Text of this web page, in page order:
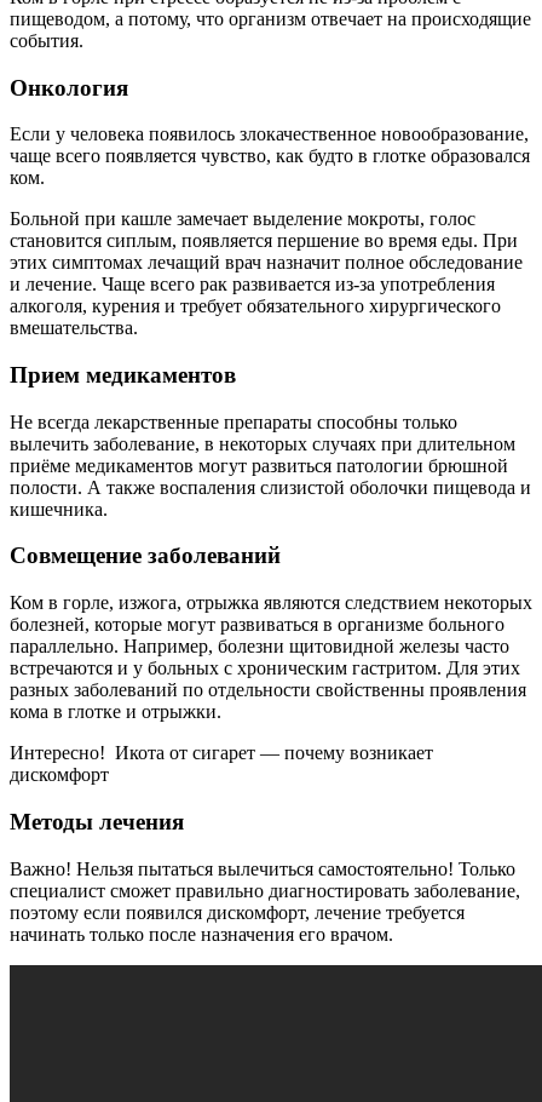
пищеводом, а потому, что организм отвечает на происходящие
события.
Онкология
Если у человека появилось злокачественное новообразование,
чаще всего появляется чувство, как будто в глотке образовался
ком.
Больной при кашле замечает выделение мокроты, голос
становится сиплым, появляется першение во время еды. При
этих симптомах лечащий врач назначит полное обследование
и лечение. Чаще всего рак развивается из-за употребления
алкоголя, курения и требует обязательного хирургического
вмешательства.
Прием медикаментов
Не всегда лекарственные препараты способны только
вылечить заболевание, в некоторых случаях при длительном
приёме медикаментов могут развиться патологии брюшной
полости. А также воспаления слизистой оболочки пищевода и
кишечника.
Совмещение заболеваний
Ком в горле, изжога, отрыжка являются следствием некоторых
болезней, которые могут развиваться в организме больного
параллельно. Например, болезни щитовидной железы часто
встречаются и у больных с хроническим гастритом. Для этих
разных заболеваний по отдельности свойственны проявления
кома в глотке и отрыжки.
Интересно! Икота от сигарет — почему возникает
дискомфорт
Методы лечения
Важно! Нельзя пытаться вылечиться самостоятельно! Только
специалист сможет правильно диагностировать заболевание,
поэтому если появился дискомфорт, лечение требуется
начинать только после назначения его врачом.